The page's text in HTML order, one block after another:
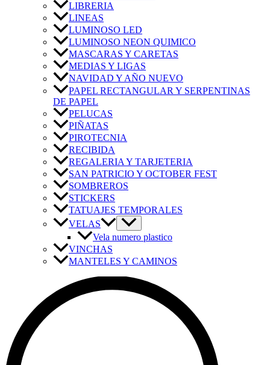
LIBRERIA
LINEAS
LUMINOSO LED
LUMINOSO NEON QUIMICO
MASCARAS Y CARETAS
MEDIAS Y LIGAS
NAVIDAD Y AÑO NUEVO
PAPEL RECTANGULAR Y SERPENTINAS
DE PAPEL
PELUCAS
PIÑATAS
PIROTECNIA
RECIBIDA
REGALERIA Y TARJETERIA
SAN PATRICIO Y OCTOBER FEST
SOMBREROS
STICKERS
TATUAJES TEMPORALES
VELAS
Vela numero plastico
VINCHAS
MANTELES Y CAMINOS